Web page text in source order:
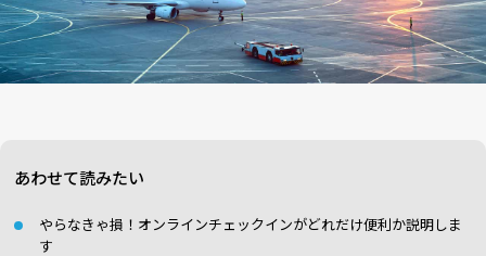
あわせて読みたい
やらなきゃ損！オンラインチェックインがどれだけ便利か説明しま
す